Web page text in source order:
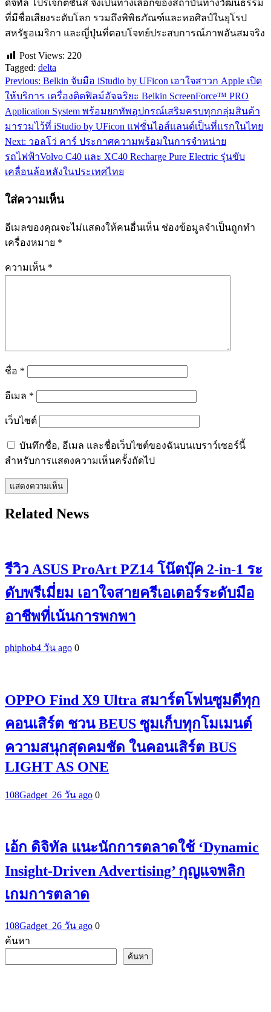
ดิจิทัล โปรเจกต์ชันส์ จึงเป็นทางเลือกของสถาบันทางวัฒนธรรม
ที่มีชื่อเสียงระดับโลก รวมถึงพิพิธภัณฑ์และหอศิลป์ในยุโรป
สหรัฐอเมริกา และญี่ปุ่นที่ตอบโจทย์ประสบการณ์ภาพอันสมจริง
Post Views: 220
Tagged: delta
แนะแนว
เรื่อง
Previous: Belkin จับมือ iStudio by UFicon เอาใจสาวก Apple เปิด
ให้บริการ เครื่องติดฟิลม์อัจฉริยะ Belkin ScreenForce™ PRO
Application System พร้อมยกทัพอุปกรณ์เสริมครบทุกกลุ่มสินค้า
มารวมไว้ที่ iStudio by UFicon แฟชั่นไอส์แลนด์เป็นที่แรกในไทย
Next: วอลโว่ คาร์ ประกาศความพร้อมในการจำหน่าย
รถไฟฟ้าVolvo C40 และ XC40 Recharge Pure Electric รุ่นขับ
เคลื่อนล้อหลังในประเทศไทย
ใส่ความเห็น
อีเมลของคุณจะไม่แสดงให้คนอื่นเห็น ช่องข้อมูลจำเป็นถูกทำ
เครื่องหมาย *
ความเห็น *
ชื่อ *
อีเมล *
เว็บไซต์
บันทึกชื่อ, อีเมล และชื่อเว็บไซต์ของฉันบนเบราว์เซอร์นี้
สำหรับการแสดงความเห็นครั้งถัดไป
Related News
รีวิว ASUS ProArt PZ14 โน๊ตบุ๊ค 2-in-1 ระ
ดับพรีเมี่ยม เอาใจสายครีเอเตอร์ระดับมือ
อาชีพที่เน้นการพกพา
phiphob4 วัน ago 0
OPPO Find X9 Ultra สมาร์ตโฟนซูมดีทุก
คอนเสิร์ต ชวน BEUS ซูมเก็บทุกโมเมนต์
ความสนุกสุดคมชัด ในคอนเสิร์ต BUS
LIGHT AS ONE
108Gadget_26 วัน ago 0
เอ้ก ดิจิทัล แนะนักการตลาดใช้ ‘Dynamic
Insight-Driven Advertising’ กุญแจพลิก
เกมการตลาด
108Gadget_26 วัน ago 0
ค้นหา
ค้นหา